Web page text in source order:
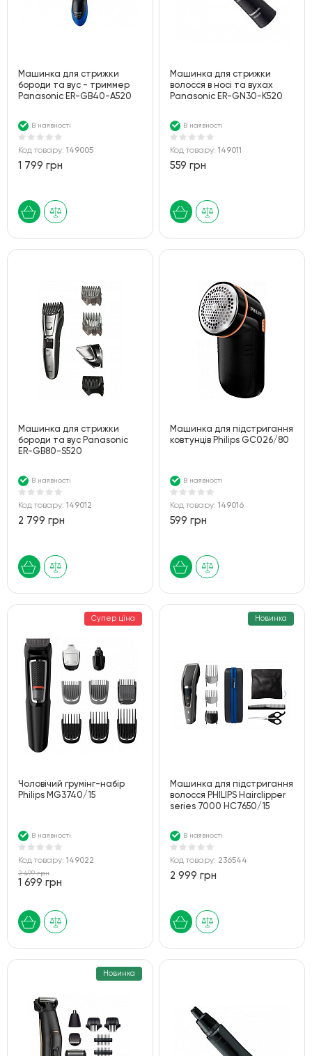
Машинка для стрижки
бороди та вус - триммер
Panasonic ER-GB40-A520
В наявності
Код товару: 149005
1 799 грн
Машинка для стрижки
волосся в носі та вухах
Panasonic ER-GN30-K520
В наявності
Код товару:149011
559 грн
Машинка для стрижки
бороди та вус Panasonic
ER-GB80-S520
В наявності
Код товару: 149012
2 799 грн
Машинка для підстригання
ковтунців Philips GC026/80
В наявності
Код товару:149016
599 грн
Супер ціна
Чоловічий грумінг-набір
Philips MG3740/15
В наявності
Код товару: 149022
2 499 грн
1 699 грн
Новинка
Машинка для підстригання
волосся PHILIPS Hairclipper
series 7000 HC7650/15
В наявності
Код товару: 236544
2 999 грн
Новинка